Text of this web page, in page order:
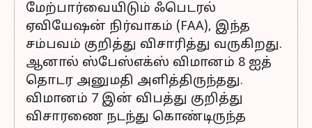
மேற்பார்வையிடும் ஃபெடரல்
ஏவியேஷன் நிர்வாகம் (FAA), இந்த
சம்பவம் குறித்து விசாரித்து வருகிறது.
ஆனால் ஸ்பேஸ்எக்ஸ் விமானம் 8 ஐத்
தொடர அனுமதி அளித்திருந்தது.
விமானம் 7 இன் விபத்து குறித்து
விசாரணை நடந்து கொண்டிருந்த